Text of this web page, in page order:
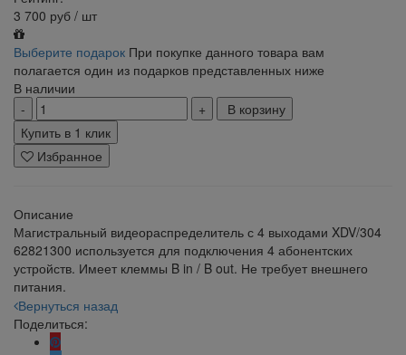
3 700 руб / шт
Выберите подарок При покупке данного товара вам
полагается один из подарков представленных ниже
В наличии
В корзину
Купить в 1 клик
Избранное
Описание
Магистральный видеораспределитель с 4 выходами XDV/304
62821300 используется для подключения 4 абонентских
устройств. Имеет клеммы B in / B out. Не требует внешнего
питания.
Вернуться назад
Поделиться: